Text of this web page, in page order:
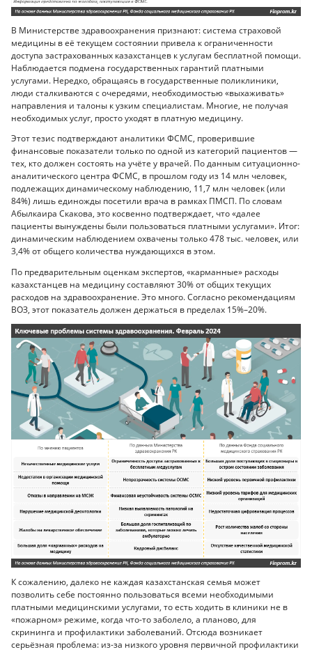
В Министерстве здравоохранения признают: система страховой
медицины в её текущем состоянии привела к ограниченности
доступа застрахованных казахстанцев к услугам бесплатной помощи.
Наблюдается подмена государственных гарантий платными
услугами. Нередко, обращаясь в государственные поликлиники,
люди сталкиваются с очередями, необходимостью «выхаживать»
направления и талоны к узким специалистам. Многие, не получая
необходимых услуг, просто уходят в платную медицину.
Этот тезис подтверждают аналитики ФСМС, проверившие
финансовые показатели только по одной из категорий пациентов —
тех, кто должен состоять на учёте у врачей. По данным ситуационно-
аналитического центра ФСМС, в прошлом году из 14 млн человек,
подлежащих динамическому наблюдению, 11,7 млн человек (или
84%) лишь единожды посетили врача в рамках ПМСП. По словам
Абылкаира Скакова, это косвенно подтверждает, что «далее
пациенты вынуждены были пользоваться платными услугами». Итог:
динамическим наблюдением охвачены только 478 тыс. человек, или
3,4% от общего количества нуждающихся в этом.
По предварительным оценкам экспертов, «карманные» расходы
казахстанцев на медицину составляют 30% от общих текущих
расходов на здравоохранение. Это много. Согласно рекомендациям
ВОЗ, этот показатель должен держаться в пределах 15%–20%.
К сожалению, далеко не каждая казахстанская семья может
позволить себе постоянно пользоваться всеми необходимыми
платными медицинскими услугами, то есть ходить в клиники не в
«пожарном» режиме, когда что-то заболело, а планово, для
скрининга и профилактики заболеваний. Отсюда возникает
серьёзная проблема: из-за низкого уровня первичной профилактики